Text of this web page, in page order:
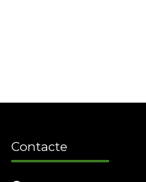
Contacte